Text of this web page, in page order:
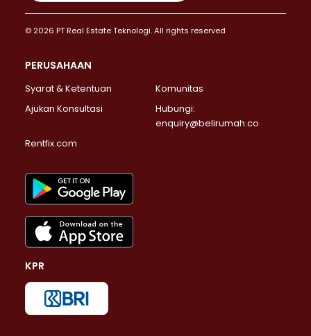
© 2026 PT Real Estate Teknologi. All rights reserved
PERUSAHAAN
Syarat & Ketentuan
Komunitas
Ajukan Konsultasi
Hubungi:
enquiry@belirumah.co
Rentfix.com
KPR